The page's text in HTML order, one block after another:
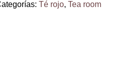
Té rojo, Tea room